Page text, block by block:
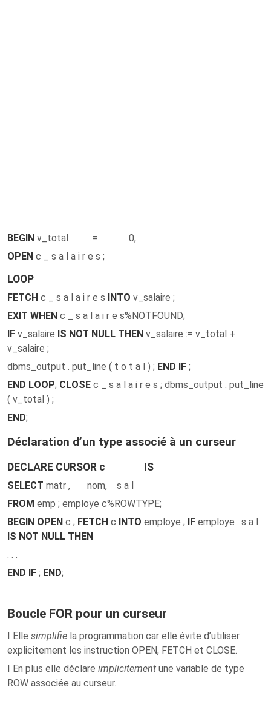
BEGIN v_total := 0;
OPEN c _ s a l a i r e s ;
LOOP
FETCH c _ s a l a i r e s INTO v_salaire ;
EXIT WHEN c _ s a l a i r e s%NOTFOUND;
IF v_salaire IS NOT NULL THEN v_salaire := v_total +
v_salaire ;
dbms_output . put_line ( t o t a l ) ; END IF ;
END LOOP; CLOSE c _ s a l a i r e s ; dbms_output . put_line
( v_total ) ;
END;
Déclaration d’un type associé à un curseur
DECLARE CURSOR c IS
SELECT matr , nom, s a l
FROM emp ; employe c%ROWTYPE;
BEGIN OPEN c ; FETCH c INTO employe ; IF employe . s a l
IS NOT NULL THEN
. . .
END IF ; END;
Boucle FOR pour un curseur
I Elle simplifie la programmation car elle évite d’utiliser
explicitement les instruction OPEN, FETCH et CLOSE.
I En plus elle déclare implicitement une variable de type
ROW associée au curseur.